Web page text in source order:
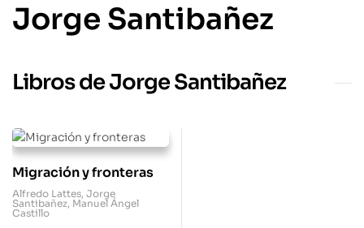
Jorge Santibañez
Libros de Jorge Santibañez
Migración y fronteras
Alfredo Lattes, Jorge
Santibañez, Manuel Ángel
Castillo